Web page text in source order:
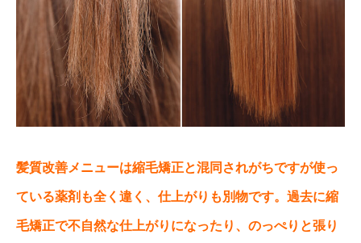
髪質改善メニューは縮毛矯正と混同されがちですが使っ
ている薬剤も全く違く、仕上がりも別物です。過去に縮
毛矯正で不自然な仕上がりになったり、のっぺりと張り